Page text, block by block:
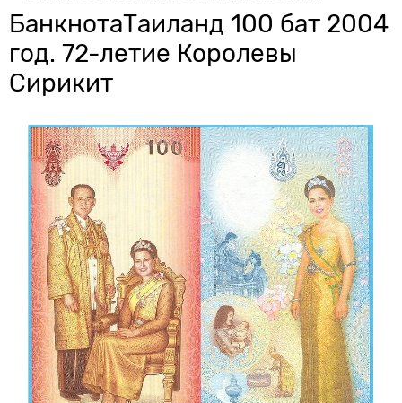
БанкнотаТаиланд 100 бат 2004
год. 72-летие Королевы
Сирикит